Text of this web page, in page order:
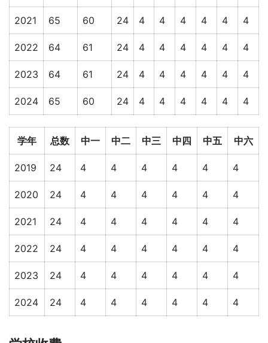
2021 65 60 24 4 4 4 4 4 4
2022 64 61 24 4 4 4 4 4 4
2023 64 61 24 4 4 4 4 4 4
2024 65 60 24 4 4 4 4 4 4
学年 总数 中一 中二 中三 中四 中五 中六
2019 24 4 4 4 4 4 4
2020 24 4 4 4 4 4 4
2021 24 4 4 4 4 4 4
2022 24 4 4 4 4 4 4
2023 24 4 4 4 4 4 4
2024 24 4 4 4 4 4 4